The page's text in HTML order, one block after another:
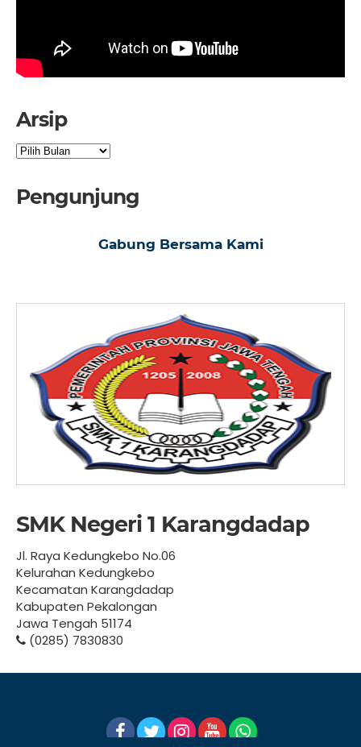
Arsip
Arsip
Pengunjung
Gabung Bersama Kami
SMK Negeri 1 Karangdadap
Jl. Raya Kedungkebo No.06
Kelurahan Kedungkebo
Kecamatan Karangdadap
Kabupaten Pekalongan
Jawa Tengah 51174
(0285) 7830830